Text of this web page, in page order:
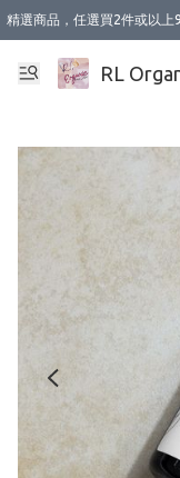
精選商品，任選買2件或以上
XI周年優惠【新品自由選2件
XI周年優惠【Chakra 脈輪
Florame 肌底自由選 2支9折
XI周年優惠【蟲蟲退散 · 防
Sunki 任選2件95折
BIOFFICINA TOSCANA 任選
Lamav 任選1件9折 2件85折
Mukti Organics 指定產品任
Intelligent Nutrients
deodorant 任選2件88折
化妝品 任選2件95折
XI周年優惠【身心靈單品 任
XI周年優惠 【精油/香水 任
XI周年優惠【「關節到肌膚
XI周年優惠【夏日有機物理
XI周年優惠【夏日潔面隨意
XI周年優惠【逆齡奇蹟抗氧
新會員首次購物即享全單 95
成為VIP / VVIP 可享有生日
選用順豐速運，滿$500 免運費
本地速遞 京東 送住宅/ 工商
澳門訂單選用順豐速運，滿
RL